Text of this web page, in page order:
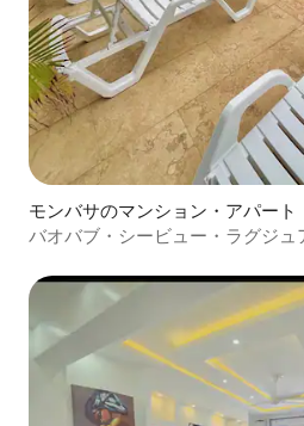
モンバサのマンション・アパート
バオバブ・シービュー・ラグジュ